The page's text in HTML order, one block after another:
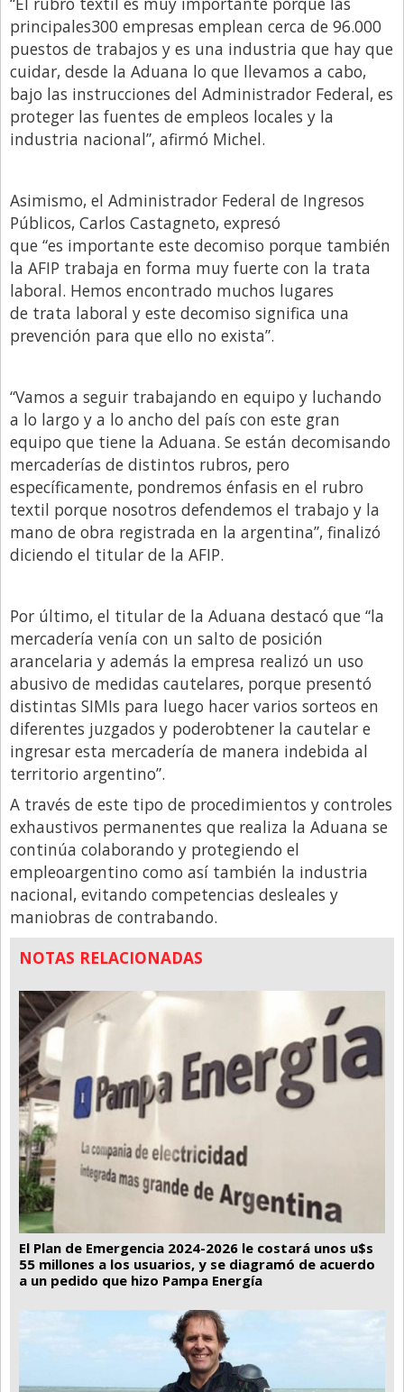
principales300 empresas emplean cerca de 96.000
puestos de trabajos y es una industria que hay que
cuidar, desde la Aduana lo que llevamos a cabo,
bajo las instrucciones del Administrador Federal, es
proteger las fuentes de empleos locales y la
industria nacional”, afirmó Michel.
Asimismo, el Administrador Federal de Ingresos
Públicos, Carlos Castagneto, expresó
que “es importante este decomiso porque también
la AFIP trabaja en forma muy fuerte con la trata
laboral. Hemos encontrado muchos lugares
de trata laboral y este decomiso significa una
prevención para que ello no exista”.
“Vamos a seguir trabajando en equipo y luchando
a lo largo y a lo ancho del país con este gran
equipo que tiene la Aduana. Se están decomisando
mercaderías de distintos rubros, pero
específicamente, pondremos énfasis en el rubro
textil porque nosotros defendemos el trabajo y la
mano de obra registrada en la argentina”, finalizó
diciendo el titular de la AFIP.
Por último, el titular de la Aduana destacó que “la
mercadería venía con un salto de posición
arancelaria y además la empresa realizó un uso
abusivo de medidas cautelares, porque presentó
distintas SIMIs para luego hacer varios sorteos en
diferentes juzgados y poderobtener la cautelar e
ingresar esta mercadería de manera indebida al
territorio argentino”.
A través de este tipo de procedimientos y controles
exhaustivos permanentes que realiza la Aduana se
continúa colaborando y protegiendo el
empleoargentino como así también la industria
nacional, evitando competencias desleales y
maniobras de contrabando.
NOTAS RELACIONADAS
El Plan de Emergencia 2024-2026 le costará unos u$s
55 millones a los usuarios, y se diagramó de acuerdo
a un pedido que hizo Pampa Energía